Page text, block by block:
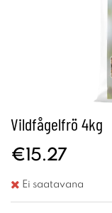
Vildfågelfrö 4kg
€15.27
Ei saatavana